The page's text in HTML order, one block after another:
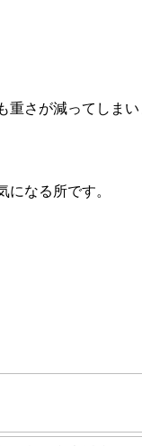
重さが減ってしま
なる所です。